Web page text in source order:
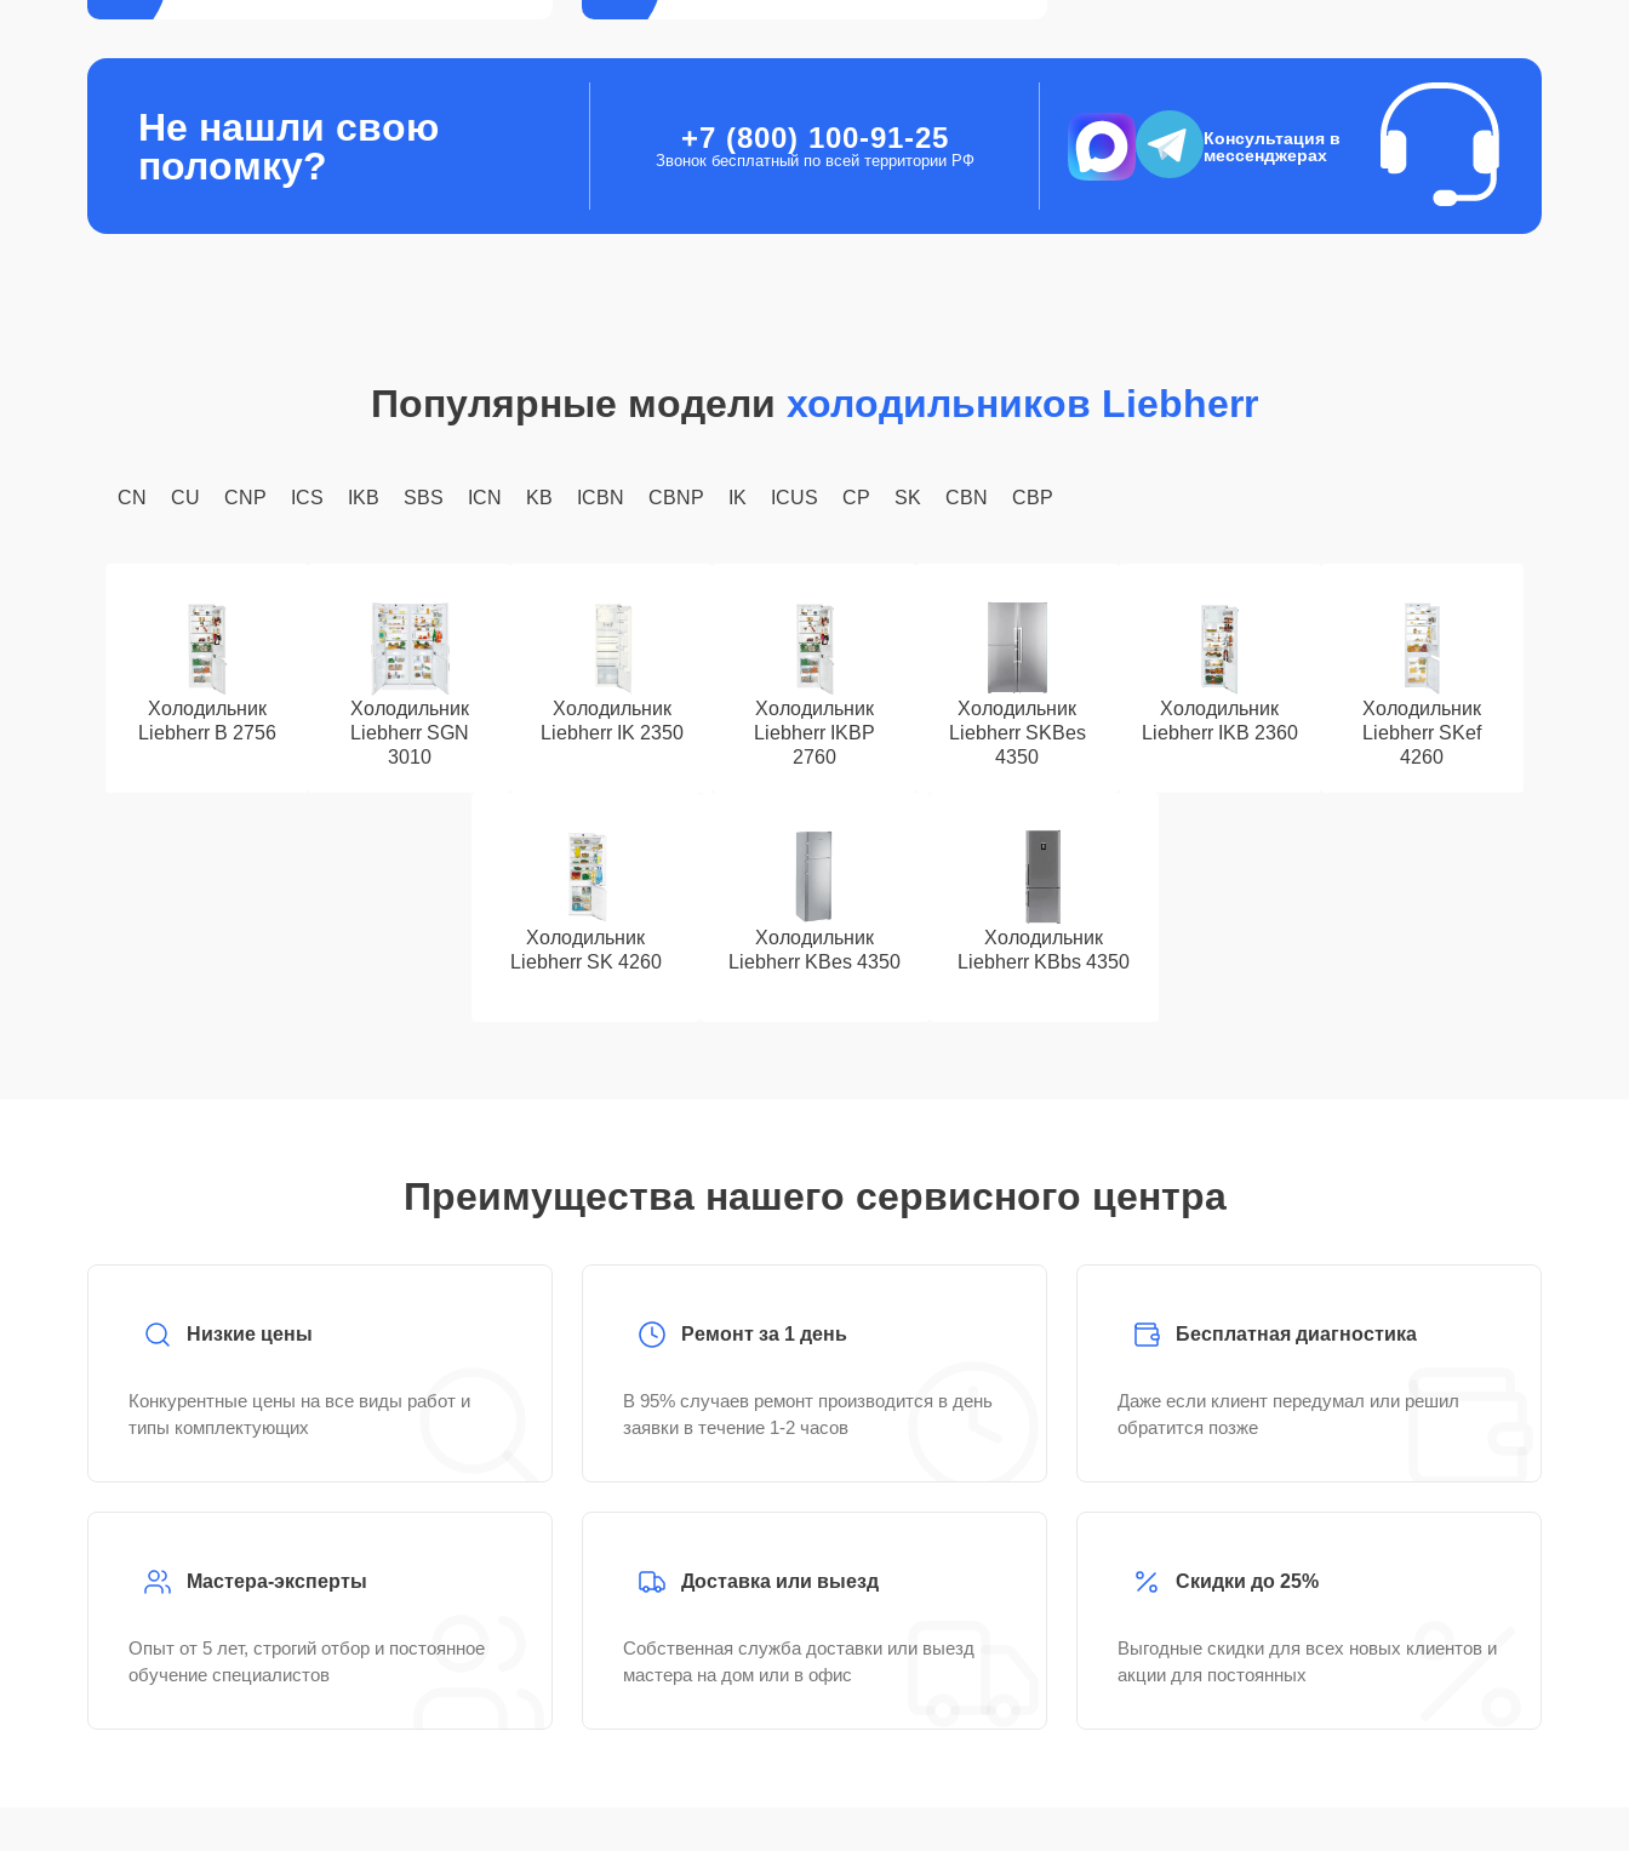
Не нашли свою
поломку?
+7 (800) 100-91-25
Звонок бесплатный по всей территории РФ
Консультация в
мессенджерах
Популярные модели холодильников Liebherr
CN CU CNP ICS IKB SBS ICN KB ICBN CBNP IK ICUS CP SK CBN CBP
Холодильник
Liebherr B 2756
Холодильник
Liebherr SGN
3010
Холодильник
Liebherr IK 2350
Холодильник
Liebherr IKBP
2760
Холодильник
Liebherr SKBes
4350
Холодильник
Liebherr IKB 2360
Холодильник
Liebherr SKef
4260
Холодильник
Liebherr SK 4260
Холодильник
Liebherr KBes 4350
Холодильник
Liebherr KBbs 4350
Преимущества нашего сервисного центра
Низкие цены
Конкурентные цены на все виды работ и
типы комплектующих
Ремонт за 1 день
В 95% случаев ремонт производится в день
заявки в течение 1-2 часов
Бесплатная диагностика
Даже если клиент передумал или решил
обратится позже
Мастера-эксперты
Опыт от 5 лет, строгий отбор и постоянное
обучение специалистов
Доставка или выезд
Собственная служба доставки или выезд
мастера на дом или в офис
Скидки до 25%
Выгодные скидки для всех новых клиентов и
акции для постоянных